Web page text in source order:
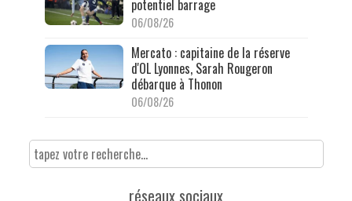
potentiel barrage
06/08/26
Mercato : capitaine de la réserve
d'OL Lyonnes, Sarah Rougeron
débarque à Thonon
06/08/26
réseaux sociaux